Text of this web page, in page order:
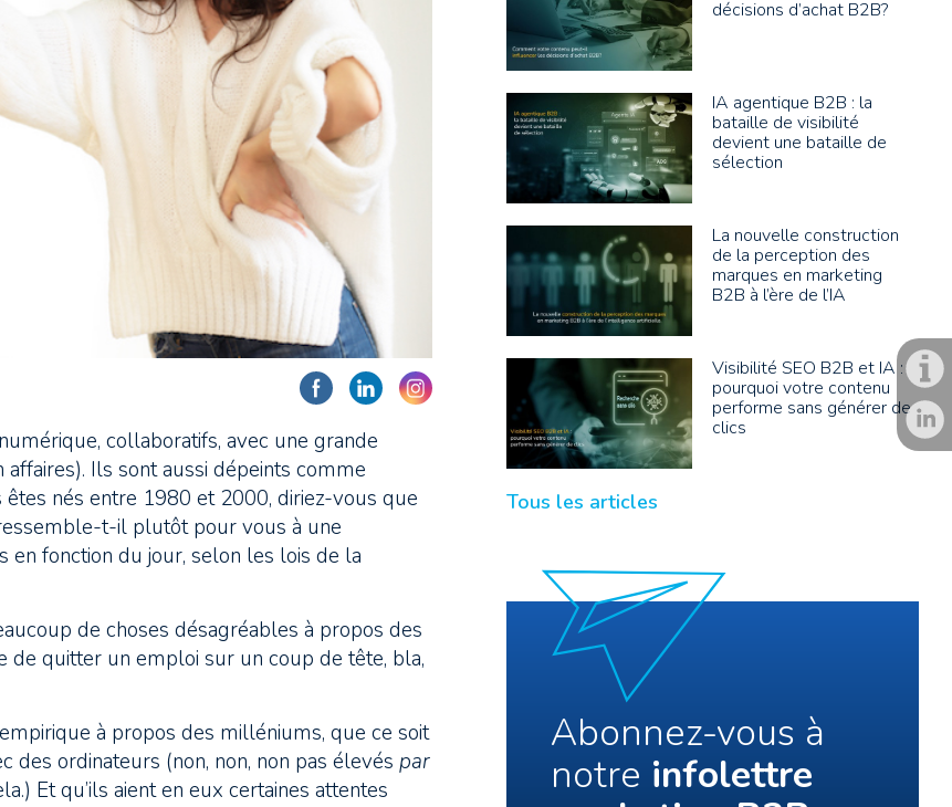
collaboratifs, avec une grande
Ils sont aussi dépeints comme
êtes nés entre 1980 et 2000, diriez-vous que
t-il plutôt pour vous à une
en fonction du jour, selon les lois de la
de choses désagréables à propos des
de quitter un emploi sur un coup de tête, bla,
à propos des milléniums, que ce soit
des ordinateurs (non, non, non pas élevés par
Et qu’ils aient en eux certaines attentes
décisions d’achat B2B?
IA agentique B2B : la
bataille de visibilité
devient une bataille de
sélection
La nouvelle construction
de la perception des
marques en marketing
B2B à l’ère de l’IA
Visibilité SEO B2B et IA :
pourquoi votre contenu
performe sans générer de
clics
Tous les articles
Abonnez-vous à
notre infolettre